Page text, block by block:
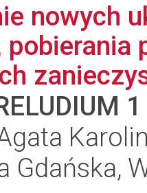
nowych
pobierania
1
Gdańska,